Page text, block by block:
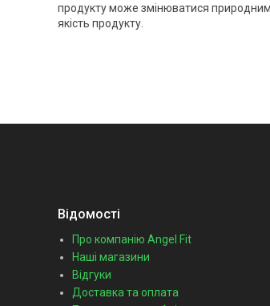
продукту може змінюватися
якість продукту.
Відомості
Про компанію Angel Fit
Наші магазини
Відгуки
Доставка та оплата